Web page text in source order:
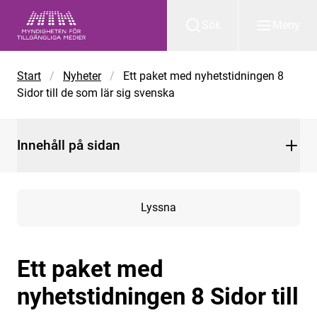
Start / Nyheter /
Ett paket med nyhetstidningen 8
Sidor till de som lär sig svenska
Lyssna
Ett paket med
nyhetstidningen 8 Sidor till
Innehåll på sidan